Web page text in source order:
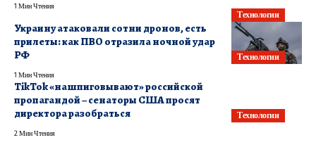
Технологии
1 Мин Чтения
Технологии
Украину атаковали сотни дронов, есть
прилеты: как ПВО отразила ночной удар
РФ
1 Мин Чтения
Технологии
TikTok «нашпиговывают» российской
пропагандой – сенаторы США просят
директора разобраться
2 Мин Чтения